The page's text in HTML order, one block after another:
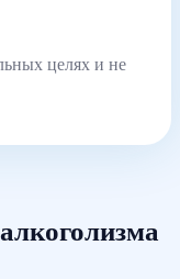
целях и не